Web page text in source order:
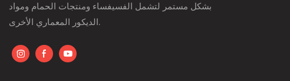
بشكل مستمر لتشمل الفسيفساء ومنتجات الحمام ومواد
الديكور المعماري الأخرى.